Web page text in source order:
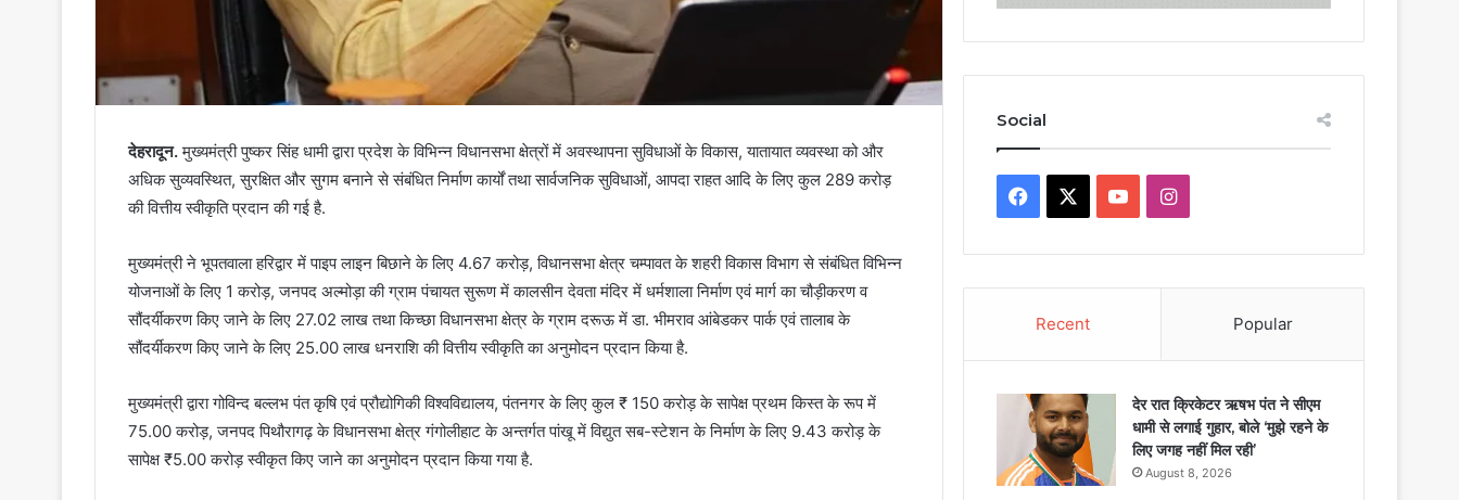
देहरादून.मुख्यमंत्री पुष्कर सिंह धामी द्वारा प्रदेश के विभिन्न विधानसभा क्षेत्रों में अवस्थापना सुविधाओं के विकास, यातायात व्यवस्था को और
अधिक सुव्यवस्थित, सुरक्षित और सुगम बनाने से संबंधित निर्माण कार्यों तथा सार्वजनिक सुविधाओं, आपदा राहत आदि के लिए कुल 289 करोड़
की वित्तीय स्वीकृति प्रदान की गई है.
मुख्यमंत्री ने भूपतवाला हरिद्वार में पाइप लाइन बिछाने के लिए 4.67 करोड़, विधानसभा क्षेत्र चम्पावत के शहरी विकास विभाग से संबंधित विभिन्न
योजनाओं के लिए 1 करोड़, जनपद अल्मोड़ा की ग्राम पंचायत सुरूण में कालसीन देवता मंदिर में धर्मशाला निर्माण एवं मार्ग का चौड़ीकरण व
सौंदर्यीकरण किए जाने के लिए 27.02 लाख तथा किच्छा विधानसभा क्षेत्र के ग्राम दरूऊ में डा. भीमराव आंबेडकर पार्क एवं तालाब के
सौंदर्यीकरण किए जाने के लिए 25.00 लाख धनराशि की वित्तीय स्वीकृति का अनुमोदन प्रदान किया है.
मुख्यमंत्री द्वारा गोविन्द बल्लभ पंत कृषि एवं प्रौद्योगिकी विश्वविद्यालय, पंतनगर के लिए कुल ₹ 150 करोड़ के सापेक्ष प्रथम किस्त के रूप में
75.00 करोड़, जनपद पिथौरागढ़ के विधानसभा क्षेत्र गंगोलीहाट के अन्तर्गत पांखू में विद्युत सब-स्टेशन के निर्माण के लिए 9.43 करोड़ के
सापेक्ष ₹5.00 करोड़ स्वीकृत किए जाने का अनुमोदन प्रदान किया गया है.
Social
Facebook YouTubeInstagram
Recent Popular
देर रात क्रिकेटर ऋषभ पंत ने सीएम
धामी से लगाई गुहार, बोले ‘मुझे रहने के
लिए जगह नहीं मिल रही’
August 8, 2026